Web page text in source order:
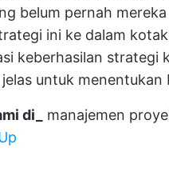
belum pernah
ini ke dalam
keberhasilan strategi
untuk menentukan
di_ manajemen